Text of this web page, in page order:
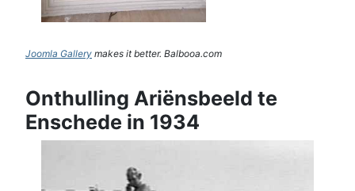
Joomla Gallery makes it better. Balbooa.com
Onthulling Ariënsbeeld te
Enschede in 1934